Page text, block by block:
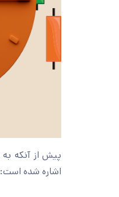
پیش از آنکه به
اشاره شده است: